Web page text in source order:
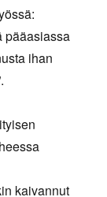
pääasiassa
ihan
kaivannut